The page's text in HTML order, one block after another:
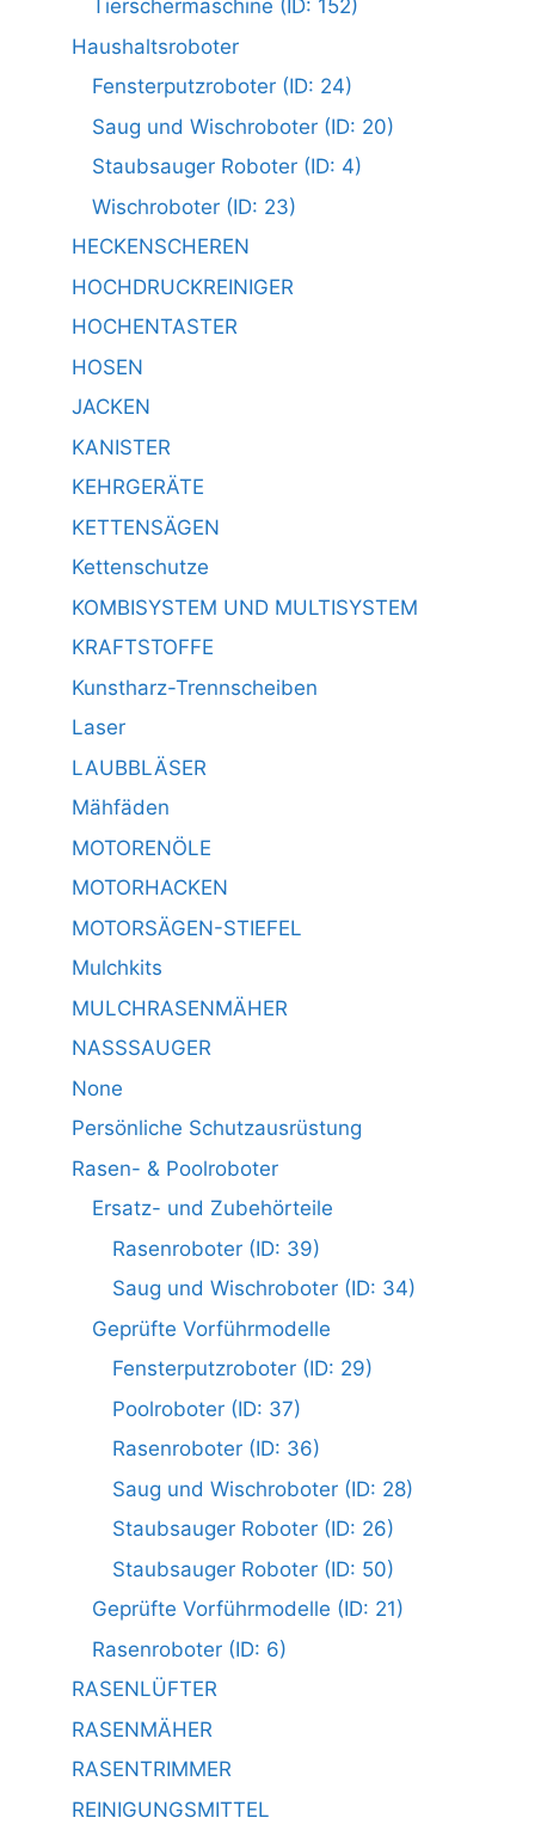
Tierschermaschine (ID: 152)
Haushaltsroboter
Fensterputzroboter (ID: 24)
Saug und Wischroboter (ID: 20)
Staubsauger Roboter (ID: 4)
Wischroboter (ID: 23)
HECKENSCHEREN
HOCHDRUCKREINIGER
HOCHENTASTER
HOSEN
JACKEN
KANISTER
KEHRGERÄTE
KETTENSÄGEN
Kettenschutze
KOMBISYSTEM UND MULTISYSTEM
KRAFTSTOFFE
Kunstharz-Trennscheiben
Laser
LAUBBLÄSER
Mähfäden
MOTORENÖLE
MOTORHACKEN
MOTORSÄGEN-STIEFEL
Mulchkits
MULCHRASENMÄHER
NASSSAUGER
None
Persönliche Schutzausrüstung
Rasen- & Poolroboter
Ersatz- und Zubehörteile
Rasenroboter (ID: 39)
Saug und Wischroboter (ID: 34)
Geprüfte Vorführmodelle
Fensterputzroboter (ID: 29)
Poolroboter (ID: 37)
Rasenroboter (ID: 36)
Saug und Wischroboter (ID: 28)
Staubsauger Roboter (ID: 26)
Staubsauger Roboter (ID: 50)
Geprüfte Vorführmodelle (ID: 21)
Rasenroboter (ID: 6)
RASENLÜFTER
RASENMÄHER
RASENTRIMMER
REINIGUNGSMITTEL